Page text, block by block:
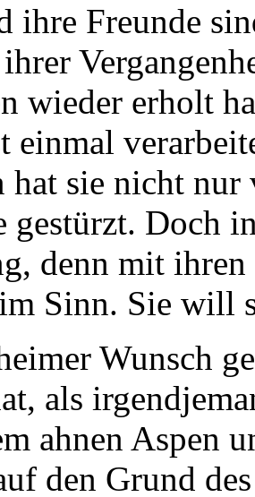
ihre Freunde
wieder erholt
einmal
hat sie nicht
gestürzt. Doch
denn mit
Sinn. Sie will
Wunsch
als
ahnen Aspen
den Grund